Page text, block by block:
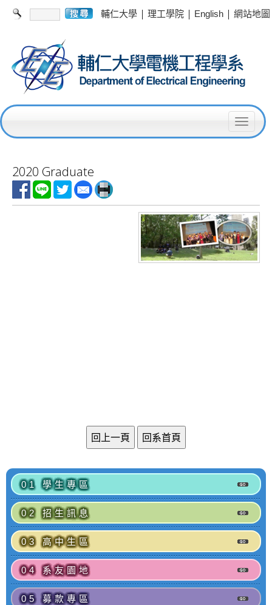
輔仁大學 | 理工學院 | English | 網站地圖
T
l
e
n
a
2020 Graduate
01 學生專區
02 招生訊息
03 高中生區
04 系友園地
05 募款專區